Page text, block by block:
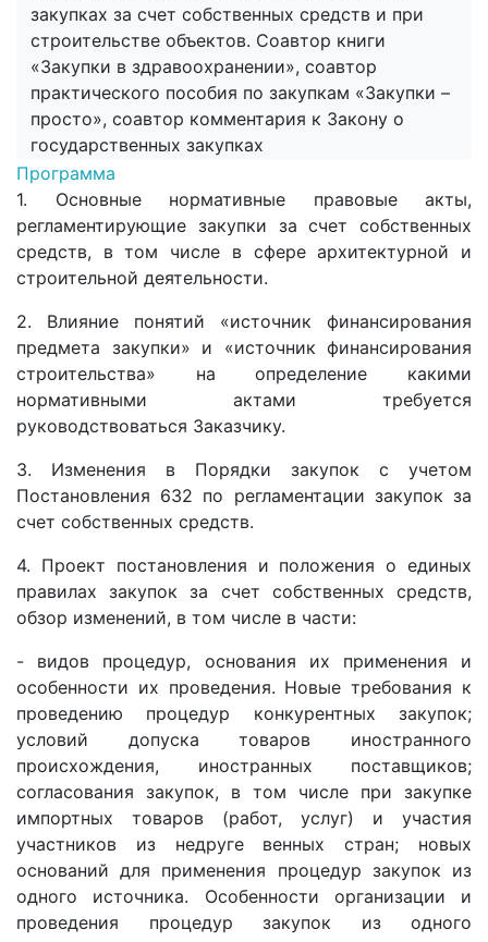
закупках за счет собственных средств и при
строительстве объектов. Соавтор книги
«Закупки в здравоохранении», соавтор
практического пособия по закупкам «Закупки –
просто», соавтор комментария к Закону о
государственных закупках
Программа
1. Основные нормативные правовые акты,
регламентирующие закупки за счет собственных
средств, в том числе в сфере архитектурной и
строительной деятельности.
2. Влияние понятий «источник финансирования
предмета закупки» и «источник финансирования
строительства» на определение какими
нормативными актами требуется
руководствоваться Заказчику.
3. Изменения в Порядки закупок с учетом
Постановления 632 по регламентации закупок за
счет собственных средств.
4. Проект постановления и положения о единых
правилах закупок за счет собственных средств,
обзор изменений, в том числе в части:
- видов процедур, основания их применения и
особенности их проведения. Новые требования к
проведению процедур конкурентных закупок;
условий допуска товаров иностранного
происхождения, иностранных поставщиков;
согласования закупок, в том числе при закупке
импортных товаров (работ, услуг) и участия
участников из недруге венных стран; новых
оснований для применения процедур закупок из
одного источника. Особенности организации и
проведения процедур закупок из одного